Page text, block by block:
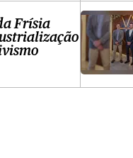
Frísia